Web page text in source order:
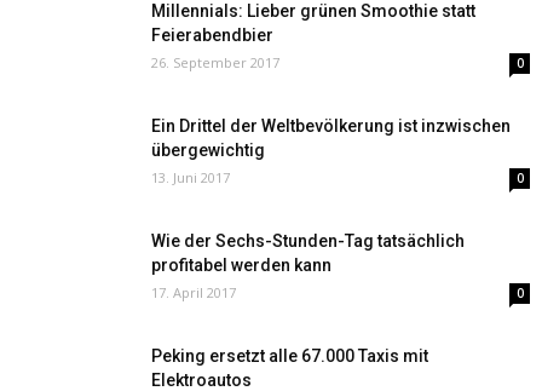
Millennials: Lieber grünen Smoothie statt
Feierabendbier
26. September 2017 0
Ein Drittel der Weltbevölkerung ist inzwischen
übergewichtig
13. Juni 2017 0
Wie der Sechs-Stunden-Tag tatsächlich
profitabel werden kann
17. April 2017 0
Peking ersetzt alle 67.000 Taxis mit
Elektroautos